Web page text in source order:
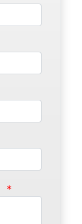
*